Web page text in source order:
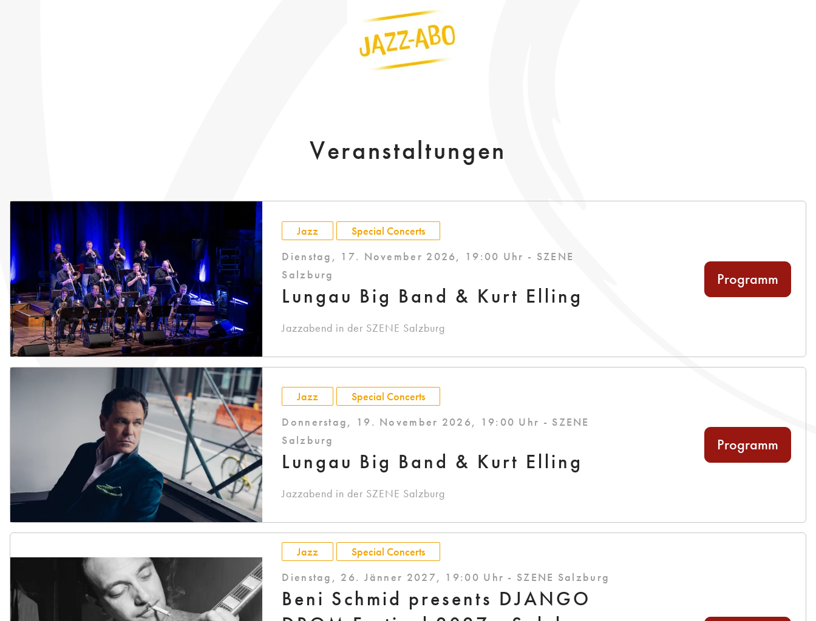
Veranstaltungen
Jazz
Special Concerts
Dienstag, 17. November 2026, 19:00 Uhr - SZENE
Salzburg
Lungau Big Band & Kurt Elling
Jazzabend in der SZENE Salzburg
Programm
Jazz
Special Concerts
Donnerstag, 19. November 2026, 19:00 Uhr - SZENE
Salzburg
Lungau Big Band & Kurt Elling
Jazzabend in der SZENE Salzburg
Programm
Jazz
Special Concerts
Dienstag, 26. Jänner 2027, 19:00 Uhr - SZENE Salzburg
Beni Schmid presents DJANGO